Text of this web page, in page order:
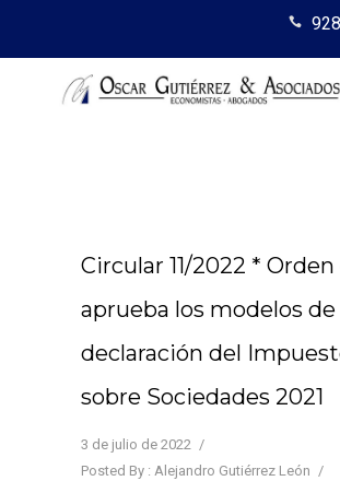
Circular 11/2022 *
aprueba los modelos de
declaración del
sobre Sociedades 2021
3 de julio de 2022 /
Posted By : Alejandro Gutiérrez León /